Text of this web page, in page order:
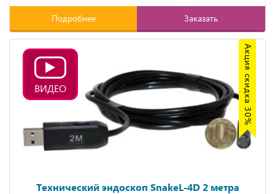
Подробнее Заказать
Акция скидка 30%
ВИДЕО
Технический эндоскоп SnakeL-4D 2 метра